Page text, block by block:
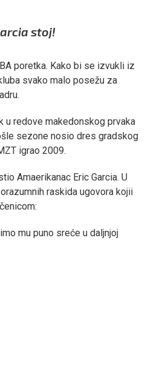
stoj!
poretka. Kako bi se izvukli iz
svako malo posežu za
u redove makedonskog prvaka
sezone nosio dres gradskog
igrao 2009.
Amaerikanac Eric Garcia. U
raskida ugovora kojii
mu puno sreće u daljnjoj